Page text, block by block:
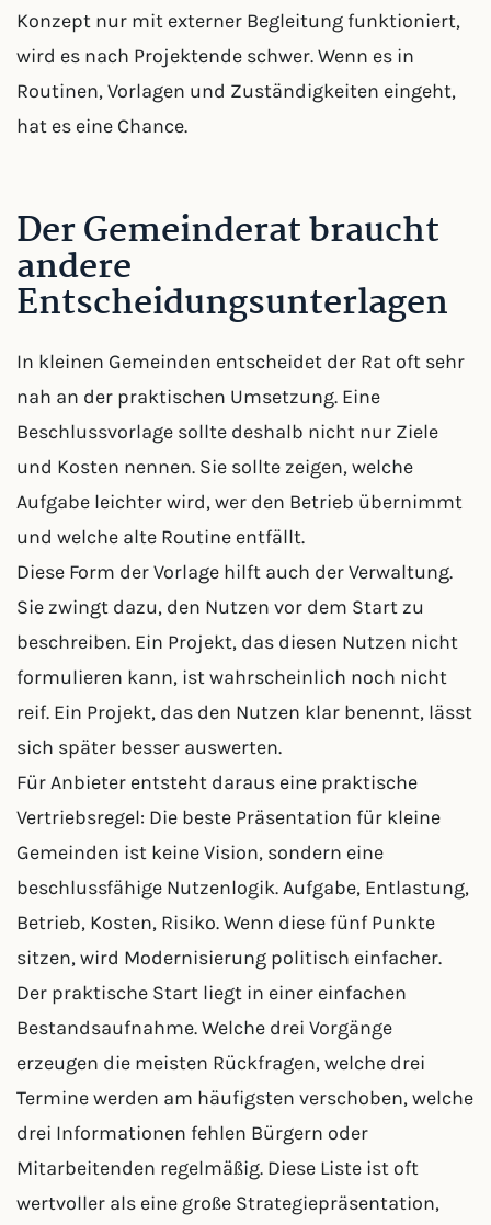
Konzept nur mit externer Begleitung funktioniert,
wird es nach Projektende schwer. Wenn es in
Routinen, Vorlagen und Zuständigkeiten eingeht,
hat es eine Chance.
Der Gemeinderat braucht
andere
Entscheidungsunterlagen
In kleinen Gemeinden entscheidet der Rat oft sehr
nah an der praktischen Umsetzung. Eine
Beschlussvorlage sollte deshalb nicht nur Ziele
und Kosten nennen. Sie sollte zeigen, welche
Aufgabe leichter wird, wer den Betrieb übernimmt
und welche alte Routine entfällt.
Diese Form der Vorlage hilft auch der Verwaltung.
Sie zwingt dazu, den Nutzen vor dem Start zu
beschreiben. Ein Projekt, das diesen Nutzen nicht
formulieren kann, ist wahrscheinlich noch nicht
reif. Ein Projekt, das den Nutzen klar benennt, lässt
sich später besser auswerten.
Für Anbieter entsteht daraus eine praktische
Vertriebsregel: Die beste Präsentation für kleine
Gemeinden ist keine Vision, sondern eine
beschlussfähige Nutzenlogik. Aufgabe, Entlastung,
Betrieb, Kosten, Risiko. Wenn diese fünf Punkte
sitzen, wird Modernisierung politisch einfacher.
Der praktische Start liegt in einer einfachen
Bestandsaufnahme. Welche drei Vorgänge
erzeugen die meisten Rückfragen, welche drei
Termine werden am häufigsten verschoben, welche
drei Informationen fehlen Bürgern oder
Mitarbeitenden regelmäßig. Diese Liste ist oft
wertvoller als eine große Strategiepräsentation,